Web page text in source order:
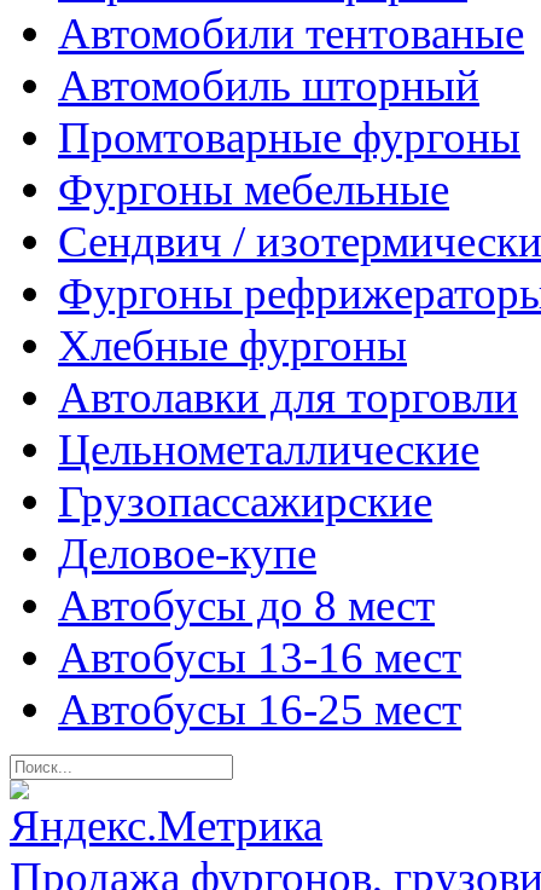
Автомобили тентованые
Автомобиль шторный
Промтоварные фургоны
Фургоны мебельные
Сендвич /
Фургоны
Хлебные фургоны
Автолавки для торговли
Цельнометаллические
Грузопассажирские
Деловое-купе
Автобусы до 8 мест
Автобусы 13-16 мест
Автобусы 16-25 мест
Продажа фургонов,